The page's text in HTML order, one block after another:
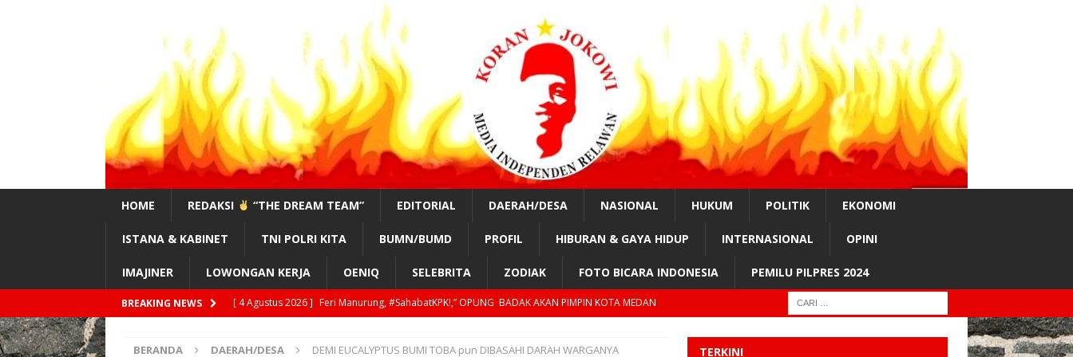
HOME REDAKSI “THE DREAM TEAM” EDITORIAL DAERAH/DESA NASIONAL HUKUM POLITIK EKONOMI
ISTANA & KABINET TNI POLRI KITA BUMN/BUMD PROFIL HIBURAN & GAYA HIDUP INTERNASIONAL OPINI
IMAJINER LOWONGAN KERJA OENIQ SELEBRITA ZODIAK FOTO BICARA INDONESIA PEMILU PILPRES 2024
BREAKING NEWS [ 3 Agustus 2026 ] #SahabatKPK!, “TAHUN 2029, GILIRAN PRESIDEN SIPIL LAGI?”
EDUKASI
BERANDA DAERAH/DESA
DEMI EUCALYPTUS BUMI TOBA pun DIBASAHI DARAH WARGANYA
TERKINI